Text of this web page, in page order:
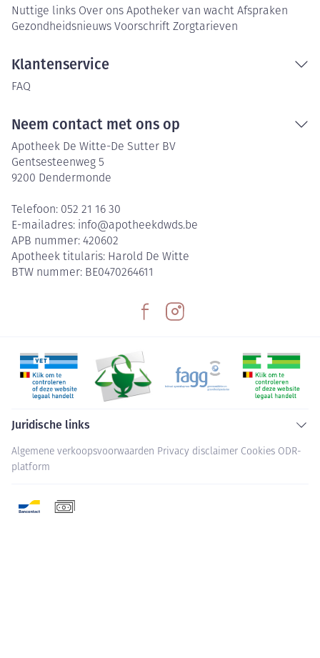
Nuttige links Over ons Apotheker van wacht Afspraken
Gezondheidsnieuws Voorschrift Zorgtarieven
Klantenservice
FAQ
Neem contact met ons op
Apotheek De Witte-De Sutter BV
Gentsesteenweg 5
9200 Dendermonde
Telefoon: 052 21 16 30
E-mailadres: info@apotheekdwds.be
APB nummer: 420602
Apotheek titularis: Harold De Witte
BTW nummer: BE0470264611
Juridische links
Algemene verkoopsvoorwaarden Privacy disclaimer Cookies ODR-
platform